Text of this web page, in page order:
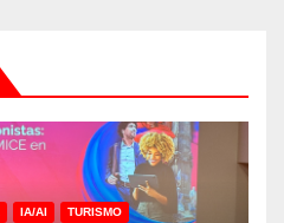
IA/AI TURISMO